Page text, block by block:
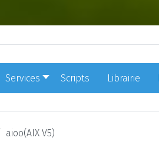
Services Scripts Librairie
aioo(AIX V5)